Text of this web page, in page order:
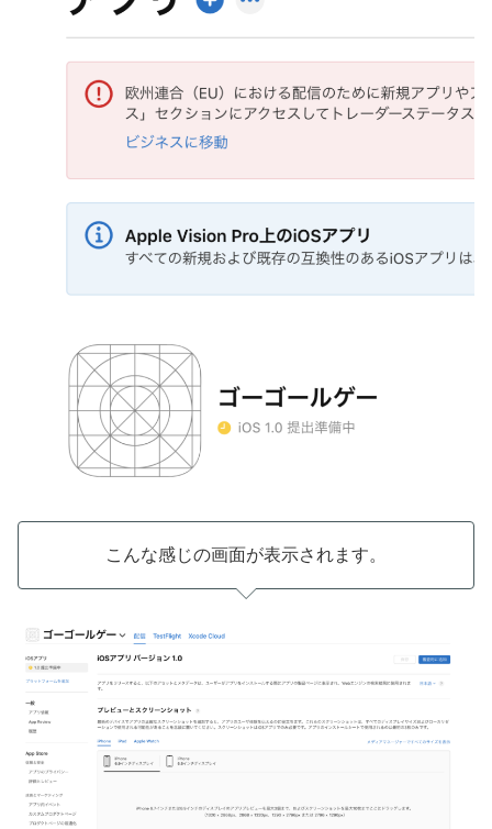
こんな感じの画面が表示されます。